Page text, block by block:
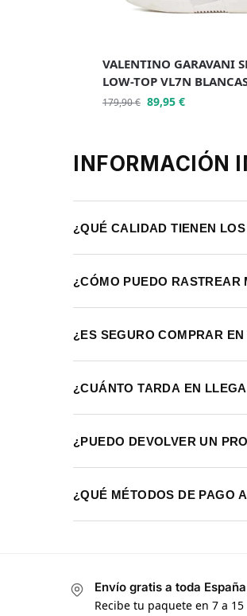
VALENTINO GARAVANI
LOW-TOP VL7N
179,90€ 89,95 €
INFORMACIÓN
¿QUÉ CALIDAD TIENEN
¿CÓMO PUEDO RASTREAR
¿ES SEGURO COMPRAR
¿CUÁNTO TARDA EN
¿PUEDO DEVOLVER UN
¿QUÉ MÉTODOS DE PAGO
Envío gratis a toda España
Recibe tu paquete en 7 a 15